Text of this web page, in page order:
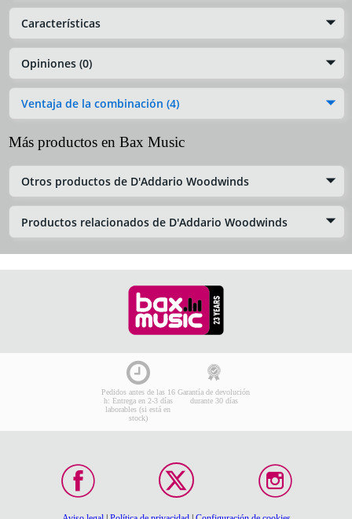
Características
Opiniones (0)
Ventaja de la combinación (4)
Más productos en Bax Music
Otros productos de D'Addario Woodwinds
Productos relacionados de D'Addario Woodwinds
Pedidos antes de las 16
h: Entrega en 2-3 días
laborables (si está en
stock)
Garantía de devolución
durante 30 días